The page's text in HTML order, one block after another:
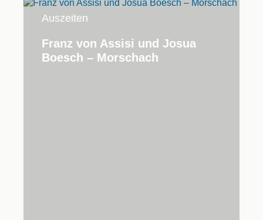
Auszeiten
Franz von Assisi und Josua
Boesch – Morschach